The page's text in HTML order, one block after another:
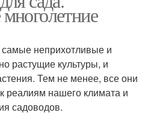
неприхотливые и
растущие культуры, и
Тем не менее, все они
реалиям нашего климата и
садоводов.